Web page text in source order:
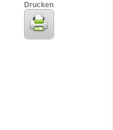
Drucken